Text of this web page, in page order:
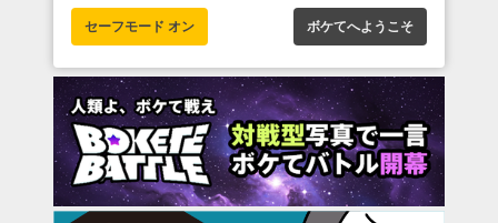
セーフモード オン ボケてへようこそ